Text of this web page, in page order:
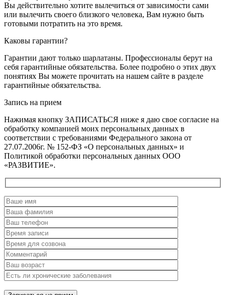
Вы действительно хотите вылечиться от зависимости сами
или вылечить своего близкого человека, Вам нужно быть
готовыми потратить на это время.
Каковы гарантии?
Гарантии дают только шарлатаны. Профессионалы берут на
себя гарантийные обязательства. Более подробно о этих двух
понятиях Вы можете прочитать на нашем сайте в разделе
гарантийные обязательства.
Запись на прием
Нажимая кнопку ЗАПИСАТЬСЯ ниже я даю свое согласие на
обработку компанией моих персональных данных в
соответствии с требованиями Федерального закона от
27.07.2006г. № 152-ФЗ «О персональных данных» и
Политикой обработки персональных данных ООО
«РАЗВИТИЕ».